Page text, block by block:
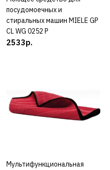
NEFF Z9802PFAY0
5850р.
ДОБАВИТЬ В ПОЖЕЛАНИЯ
посудомоечных и
стиральных машин MIELE GP
CL WG 0252 P
2533р.
КУПИТЬ
Мультифункциональная